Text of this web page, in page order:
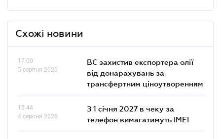
Схожі новини
17.00
5 серпня 2026
ВС захистив експортера олії
від донарахувань за
трансфертним ціноутворенням
15.44
4 серпня 2026
З 1 січня 2027 в чеку за
телефон вимагатимуть IMEI